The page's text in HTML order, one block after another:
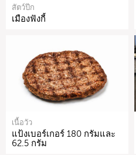
สัตว์ปีก
เมืองฟังกี้
เนื้อวัว
แป้งเบอร์เกอร์ 180 กรัมและ
62.5 กรัม